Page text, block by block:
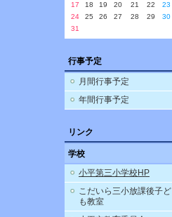
17
18 19 20 21 22
23
24
25 26 27 28 29
30
31
行事予定
月間行事予定
年間行事予定
リンク
学校
小平第三小学校HP
こだいら三小放課後子ど
も教室